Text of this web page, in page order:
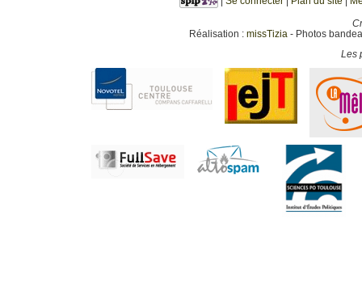
Réalisation : missTizia - Photos
Les